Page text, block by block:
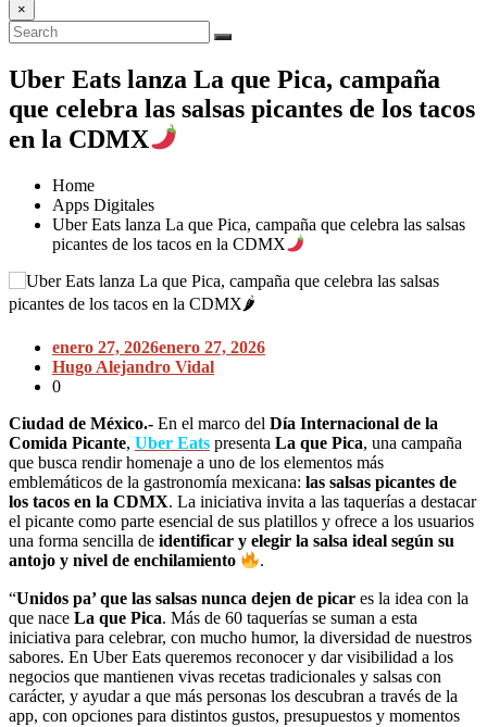
×
Uber Eats lanza La que Pica, campaña
que celebra las salsas picantes de los tacos
en la CDMX
Home
Apps Digitales
Uber Eats lanza La que Pica, campaña que celebra las salsas
picantes de los tacos en la CDMX
enero 27, 2026enero 27, 2026
Hugo Alejandro Vidal
0
Ciudad de México.- En el marco del Día Internacional de la
Comida Picante, Uber Eats presenta La que Pica, una campaña
que busca rendir homenaje a uno de los elementos más
emblemáticos de la gastronomía mexicana: las salsas picantes de
los tacos en la CDMX. La iniciativa invita a las taquerías a destacar
el picante como parte esencial de sus platillos y ofrece a los usuarios
una forma sencilla de identificar y elegir la salsa ideal según su
antojo y nivel de enchilamiento
.
“Unidos pa’ que las salsas nunca dejen de picar es la idea con la
que nace La que Pica. Más de 60 taquerías se suman a esta
iniciativa para celebrar, con mucho humor, la diversidad de nuestros
sabores. En Uber Eats queremos reconocer y dar visibilidad a los
negocios que mantienen vivas recetas tradicionales y salsas con
carácter, y ayudar a que más personas los descubran a través de la
app, con opciones para distintos gustos, presupuestos y momentos